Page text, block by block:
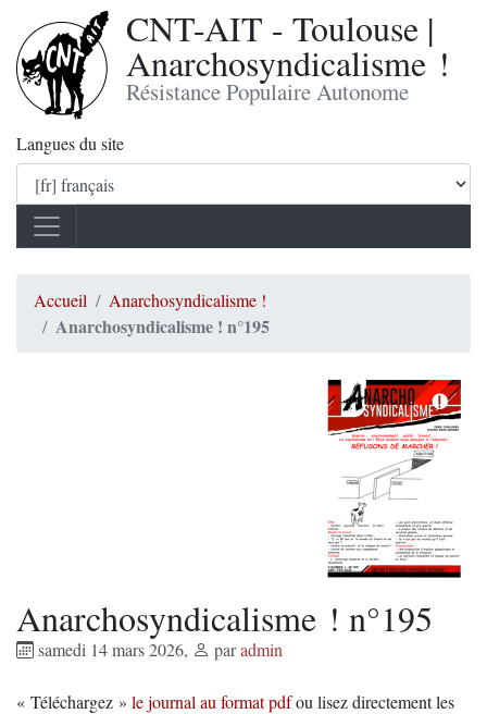
CNT-AIT - Toulouse |
Anarchosyndicalisme !
Résistance Populaire Autonome
Langues du site
Accueil Anarchosyndicalisme !
Anarchosyndicalisme ! n°195
Anarchosyndicalisme ! n°195
samedi 14 mars 2026, paradmin
« Téléchargez » le journal au format pdfou lisez directement les